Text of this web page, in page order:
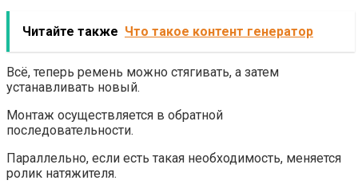
Читайте также Что такое контент генератор
Всё, теперь ремень можно стягивать, а затем
устанавливать новый.
Монтаж осуществляется в обратной
последовательности.
Параллельно, если есть такая необходимость, меняется
ролик натяжителя.